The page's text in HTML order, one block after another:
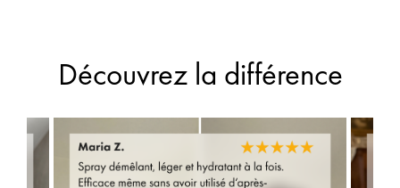
Découvrez la différence